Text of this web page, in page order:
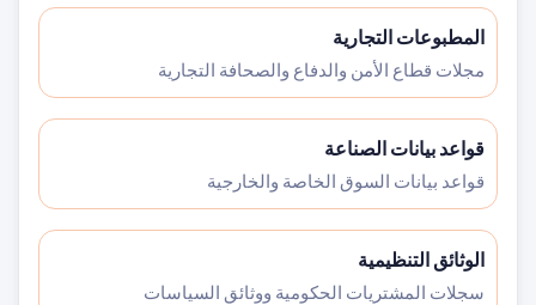
المطبوعات التجارية
مجلات قطاع الأمن والدفاع والصحافة التجارية
قواعد بيانات الصناعة
قواعد بيانات السوق الخاصة والخارجية
الوثائق التنظيمية
سجلات المشتريات الحكومية ووثائق السياسات